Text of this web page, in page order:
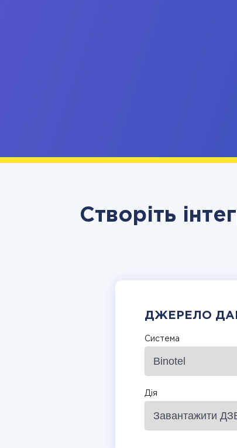
Створіть
ДЖЕРЕЛО
Система
Дія